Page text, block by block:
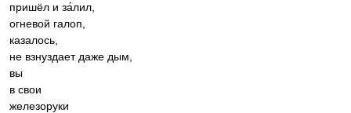
пришёл и за́лил,
огневой галоп,
казалось,
не взнуздает даже дым,
вы
в свои
железоруки